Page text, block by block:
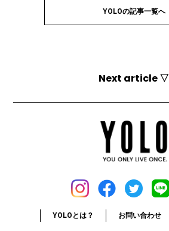
YOLOの記事一覧へ
Next article ▽
YOLOとは？ お問い合わせ